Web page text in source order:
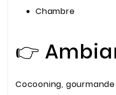
Chambre
👉
Cocooning,